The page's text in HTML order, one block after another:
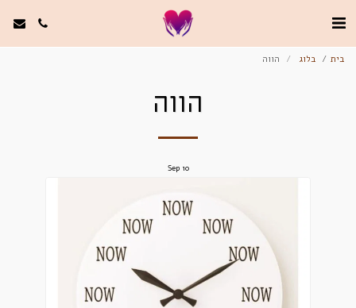
בית בלוג הווה
הווה
10
Sep